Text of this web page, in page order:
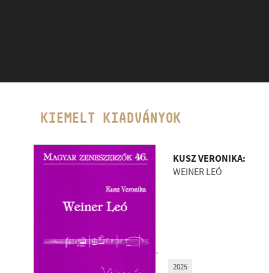
KIEMELT KIADVÁNYOK
KUSZ VERONIKA:
WEINER LEÓ
2025